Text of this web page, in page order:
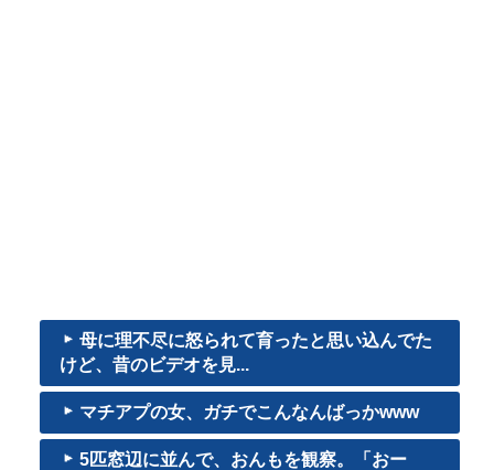
母に理不尽に怒られて育ったと思い込んでた
けど、昔のビデオを見...
マチアプの女、ガチでこんなんばっかwww
5匹窓辺に並んで、おんもを観察。「おー